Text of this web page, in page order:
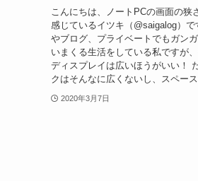
こんにちは、ノートPCの画面の狭
感じているイツキ（@saigalog）で
やブログ、プライベートでもガン
いまくる生活をしている私ですが
ディスプレイは広いほうがいい！
クはそんなに広くないし、スペース
2020年3月7日